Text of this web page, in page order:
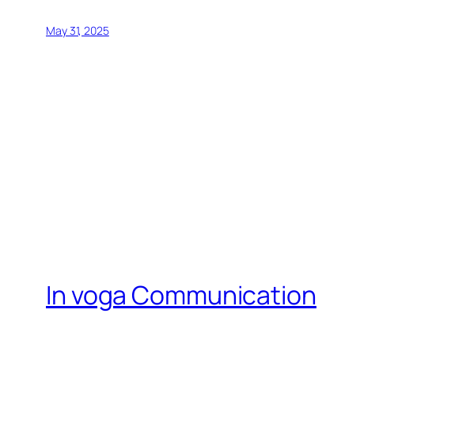
May 31, 2025
In voga Communication